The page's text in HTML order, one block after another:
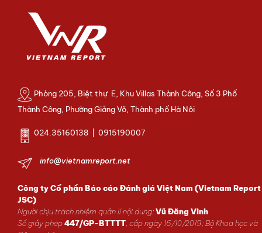
Phòng 205, Biệt thự E, Khu Villas Thành Công, Số 3 Phố
Thành Công, Phường Giảng Võ, Thành phố Hà Nội
024.35160138 | 0915190007
info@vietnamreport.net
Công ty Cổ phần Báo cáo Đánh giá Việt Nam (Vietnam Report
JSC)
Người chịu trách nhiệm quản lí nội dung:Vũ Đăng Vinh
Số giấy phép447/GP-BTTTT , cấp ngày 16/10/2019; Bộ Khoa học và